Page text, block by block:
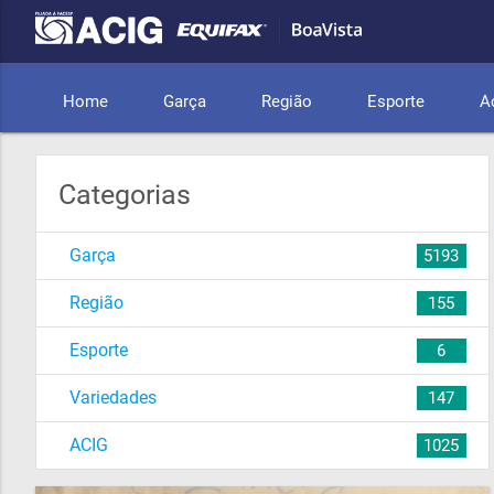
Home Garça Região Esporte
Categorias
5193
Garça
155
Região
6
Esporte
147
Variedades
1025
ACIG